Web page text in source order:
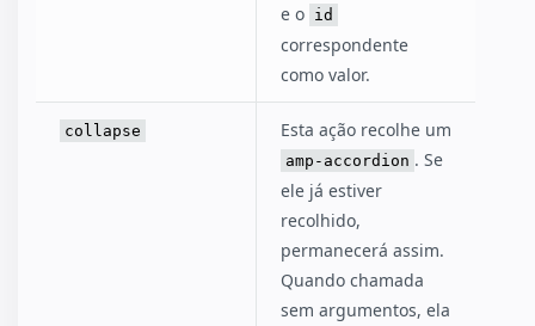
e o id
correspondente
como valor.
collapse Esta ação recolhe um
amp-accordion . Se
ele já estiver
recolhido,
permanecerá assim.
Quando chamada
sem argumentos, ela